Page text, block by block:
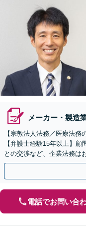
メーカー・製造
【宗教法人法務／医療法務
【弁護士経験15年以上】
との交渉など、企業法務は
えたご相談も承ります【烏
電話でお問い合